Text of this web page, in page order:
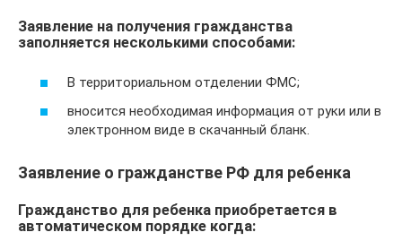
Заявление на получения гражданства
заполняется несколькими способами:
В территориальном отделении ФМС;
вносится необходимая информация от руки или в
электронном виде в скачанный бланк.
Заявление о гражданстве РФ для ребенка
Гражданство для ребенка приобретается в
автоматическом порядке когда: